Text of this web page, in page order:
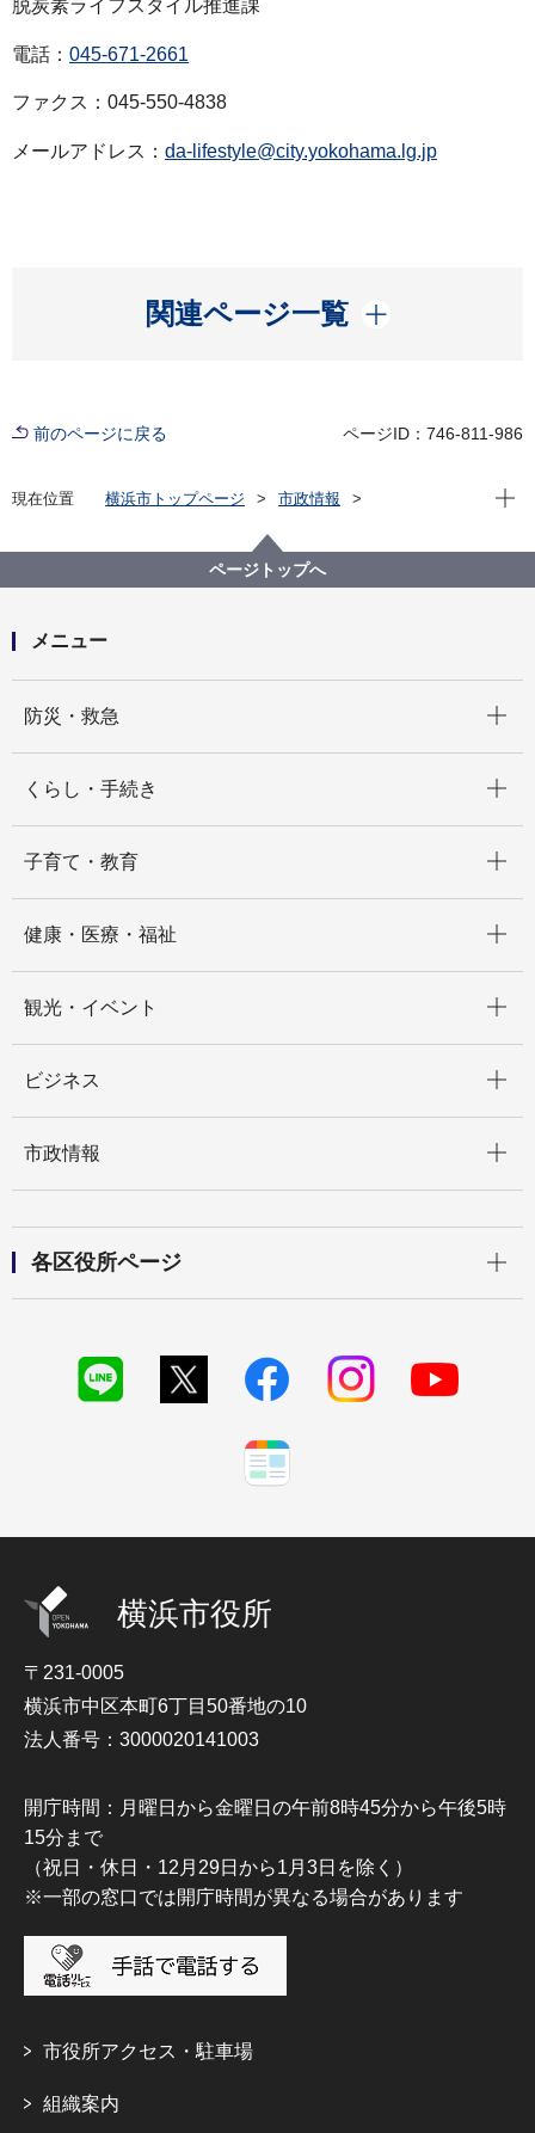
脱炭素ライフスタイル推進課
電話： 045-671-2661
ファクス：045-550-4838
メールアドレス： da-lifestyle@city.yokohama.lg.jp
関連ページ一覧
開く
前のページに戻る ページID：746-811-986
現在位置 横浜市トップページ
市政情報
脱炭素・GREEN×EXPO推進局
記者発表 2025年度
～業界の垣根を越えて衣類循環の未来を描く！～ 衣類
現在
ページトップへ
メニュー
防災・救急
くらし・手続き
子育て・教育
健康・医療・福祉
観光・イベント
ビジネス
市政情報
各区役所ページ
横浜市役所
〒231-0005
横浜市中区本町6丁目50番地の10
法人番号：3000020141003
開庁時間：月曜日から金曜日の午前8時45分から午後5時
15分まで
（祝日・休日・12月29日から1月3日を除く）
※一部の窓口では開庁時間が異なる場合があります
市役所アクセス・駐車場
組織案内